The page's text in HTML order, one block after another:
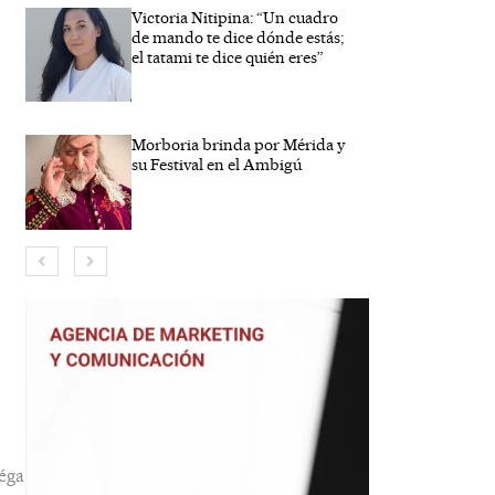
Victoria Nitipina: “Un cuadro
de mando te dice dónde estás;
el tatami te dice quién eres”
Morboria brinda por Mérida y
su Festival en el Ambigú